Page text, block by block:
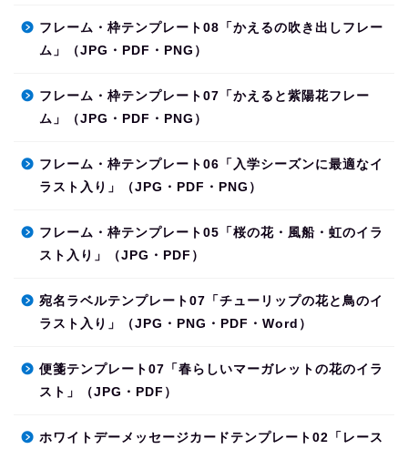
フレーム・枠テンプレート08「かえるの吹き出しフレー
ム」（JPG・PDF・PNG）
フレーム・枠テンプレート07「かえると紫陽花フレー
ム」（JPG・PDF・PNG）
フレーム・枠テンプレート06「入学シーズンに最適なイ
ラスト入り」（JPG・PDF・PNG）
フレーム・枠テンプレート05「桜の花・風船・虹のイラ
スト入り」（JPG・PDF）
宛名ラベルテンプレート07「チューリップの花と鳥のイ
ラスト入り」（JPG・PNG・PDF・Word）
便箋テンプレート07「春らしいマーガレットの花のイラ
スト」（JPG・PDF）
ホワイトデーメッセージカードテンプレート02「レース